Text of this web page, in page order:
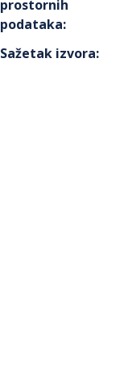
prostornih
podataka:
Sažetak izvora: